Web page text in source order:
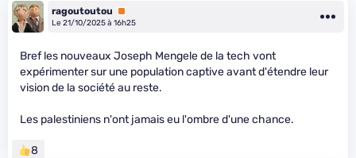
ragoutoutou
Premium
Le 21/10/2025 à 16h25
Bref les nouveaux Joseph Mengele de la tech vont
expérimenter sur une population captive avant d'étendre leur
vision de la société au reste.
Les palestiniens n'ont jamais eu l'ombre d'une chance.
8